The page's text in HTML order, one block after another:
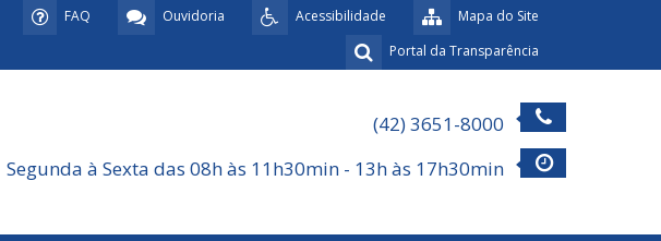
Mapa do Site
Acessibilidade
Ouvidoria
FAQ
Portal da Transparência
(42) 3651-8000
Segunda à Sexta das 08h às 11h30min - 13h às 17h30min